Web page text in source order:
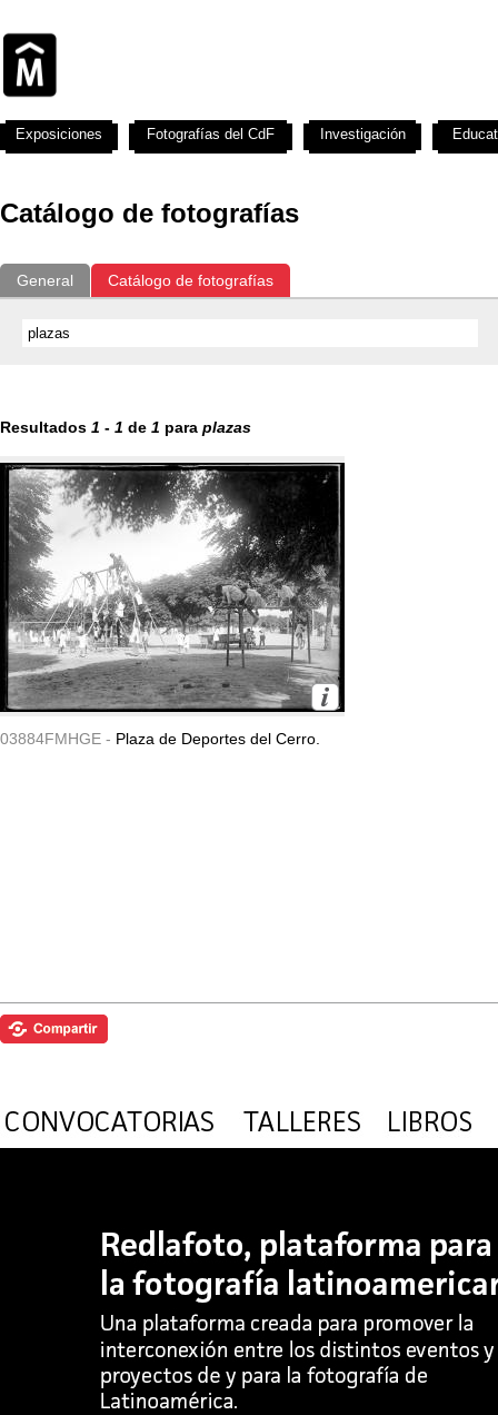
Catálogo de fotografías
General Catálogo de fotografías
Resultados 1 - 1 de 1 para plazas
03884FMHGE - Plaza de Deportes del Cerro.
Exposiciones Fotografías del CdF Investigación